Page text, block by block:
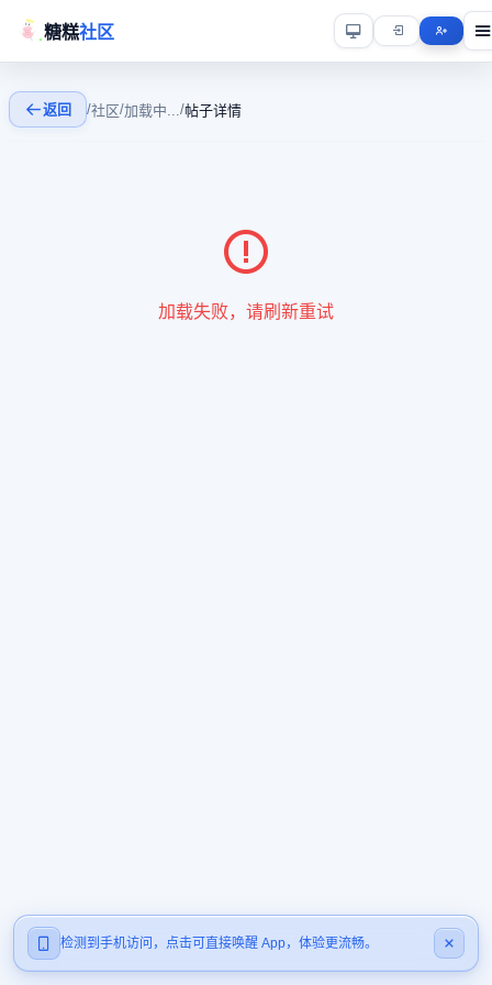
糖糕社区
检测到手机访问，点击可直接唤醒 App，体验更流畅。
返回 /社区/加载中.../帖子详情
加载失败，请刷新重试